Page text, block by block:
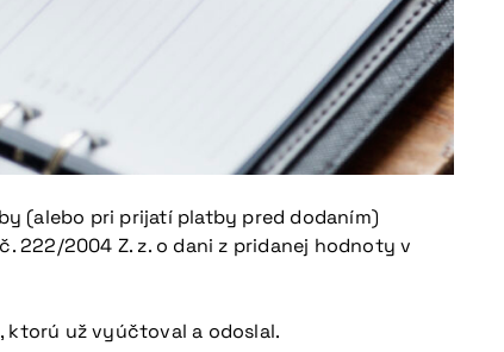
(alebo pri prijatí platby pred dodaním)
222/2004 Z. z. o dani z pridanej hodnoty v
ktorú už vyúčtoval a odoslal.